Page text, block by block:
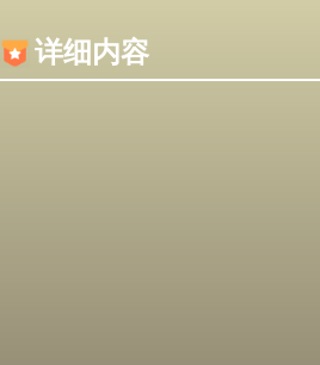
详细内容